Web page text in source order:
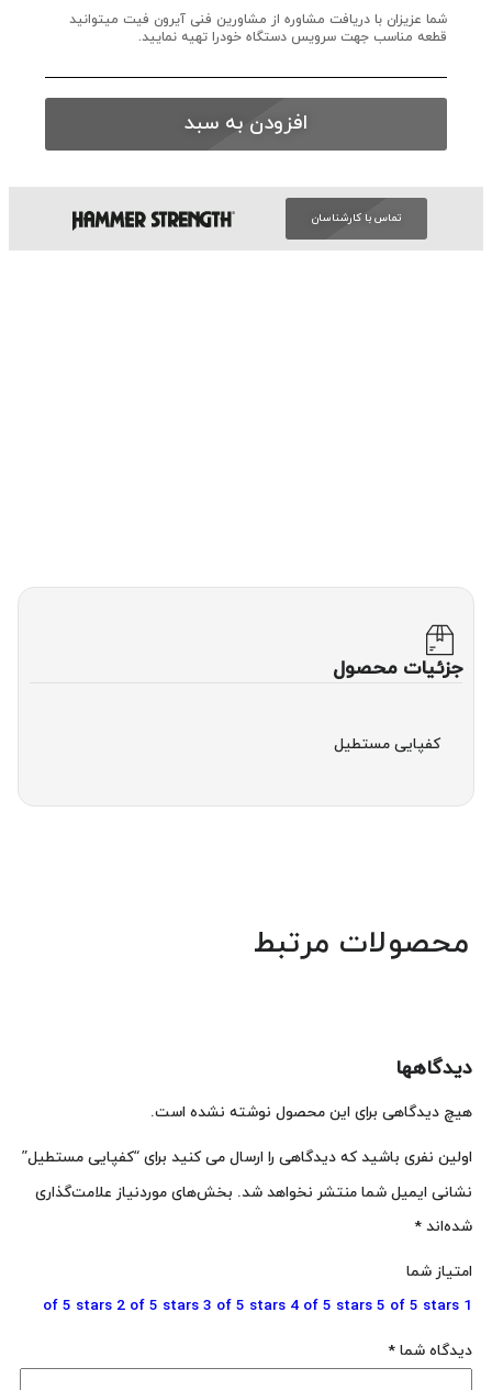
شما عزیزان با دریافت مشاوره از مشاورین فنی آیرون فیت میتوانید
قطعه مناسب جهت سرویس دستگاه خودرا تهیه نمایید.
افزودن به سبد
تماس با کارشناسان
جزئیات محصول
کفپایی مستطیل
محصولات مرتبط
دیدگاهها
هیچ دیدگاهی برای این محصول نوشته نشده است.
اولین نفری باشید که دیدگاهی را ارسال می کنید برای “کفپایی مستطیل”
نشانی ایمیل شما منتشر نخواهد شد. بخش‌های موردنیاز علامت‌گذاری
شده‌اند *
امتیاز شما
1 of 5 stars
2 of 5 stars 3 of 5 stars 4 of 5 stars 5 of 5 stars
دیدگاه شما *